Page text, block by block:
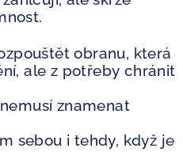
obranu, která
ale z potřeby chránit
znamenat
sebou i tehdy, když je